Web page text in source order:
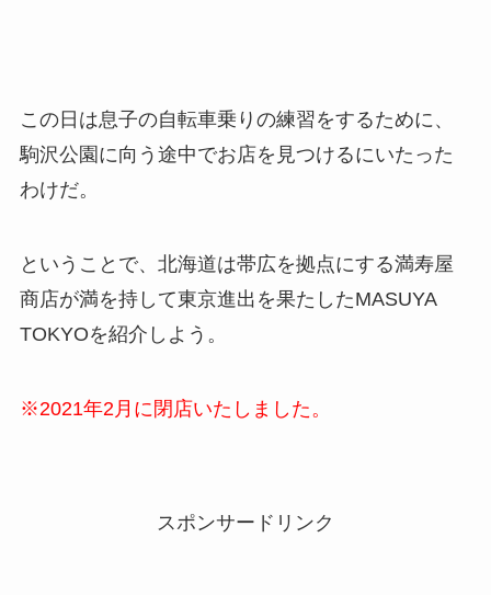
この日は息子の自転車乗りの練習をするために、
駒沢公園に向う途中でお店を見つけるにいたった
わけだ。
ということで、北海道は帯広を拠点にする満寿屋
商店が満を持して東京進出を果たしたMASUYA
TOKYOを紹介しよう。
※2021年2月に閉店いたしました。
スポンサードリンク